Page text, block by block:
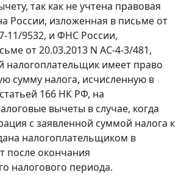
так как не учтена правовая
России, изложенная в письме от
11/9532, и ФНС России,
от 20.03.2013 N АС-4-3/481,
налогоплательщик имеет право
сумму налога, исчисленную в
166 НК РФ, на
вычеты в случае, когда
с заявленной суммой налога к
налогоплательщиком в
после окончания
налогового периода.